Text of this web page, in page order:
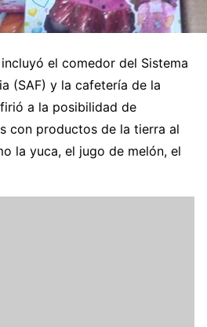
el comedor del Sistema
(SAF) y la cafetería de la
a la posibilidad de
con productos de la tierra al
la yuca, el jugo de melón, el